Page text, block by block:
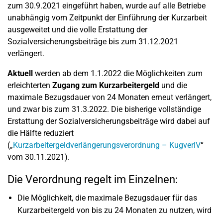
zum 30.9.2021 eingeführt haben, wurde auf alle Betriebe
unabhängig vom Zeitpunkt der Einführung der Kurzarbeit
ausgeweitet und die volle Erstattung der
Sozialversicherungsbeiträge bis zum 31.12.2021
verlängert.
Aktuell werden ab dem 1.1.2022 die Möglichkeiten zum
erleichterten Zugang zum Kurzarbeitergeld und die
maximale Bezugsdauer von 24 Monaten erneut verlängert,
und zwar bis zum 31.3.2022. Die bisherige vollständige
Erstattung der Sozialversicherungsbeiträge wird dabei auf
die Hälfte reduziert
(„Kurzarbeitergeldverlängerungsverordnung – KugverlV“
vom 30.11.2021).
Die Verordnung regelt im Einzelnen:
Die Möglichkeit, die maximale Bezugsdauer für das
Kurzarbeitergeld von bis zu 24 Monaten zu nutzen, wird